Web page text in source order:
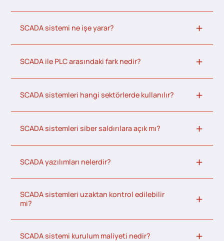
SCADA sistemi ne işe yarar?
SCADA ile PLC arasındaki fark nedir?
SCADA sistemleri hangi sektörlerde kullanılır?
SCADA sistemleri siber saldırılara açık mı?
SCADA yazılımları nelerdir?
SCADA sistemleri uzaktan kontrol edilebilir
mi?
SCADA sistemi kurulum maliyeti nedir?